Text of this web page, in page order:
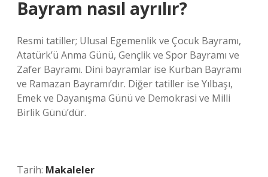
Bayram nasıl ayrılır?
Resmi tatiller; Ulusal Egemenlik ve Çocuk Bayramı,
Atatürk’ü Anma Günü, Gençlik ve Spor Bayramı ve
Zafer Bayramı. Dini bayramlar ise Kurban Bayramı
ve Ramazan Bayramı’dır. Diğer tatiller ise Yılbaşı,
Emek ve Dayanışma Günü ve Demokrasi ve Milli
Birlik Günü’dür.
Tarih: Makaleler